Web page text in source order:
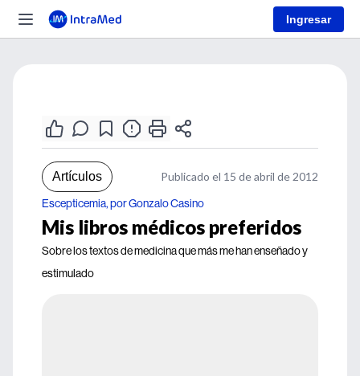
Ingresar
Artículos Publicado el 15 de abril de 2012
Escepticemia, por Gonzalo Casino
Mis libros médicos preferidos
Sobre los textos de medicina que más me han enseñado y
estimulado